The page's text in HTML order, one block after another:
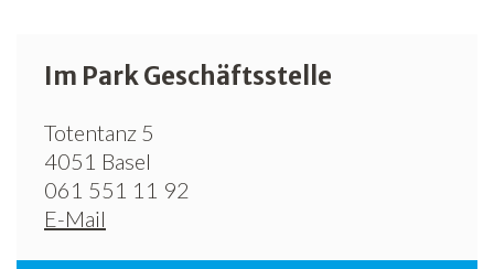
Im Park Geschäftsstelle
Totentanz 5
4051 Basel
061 551 11 92
E-Mail